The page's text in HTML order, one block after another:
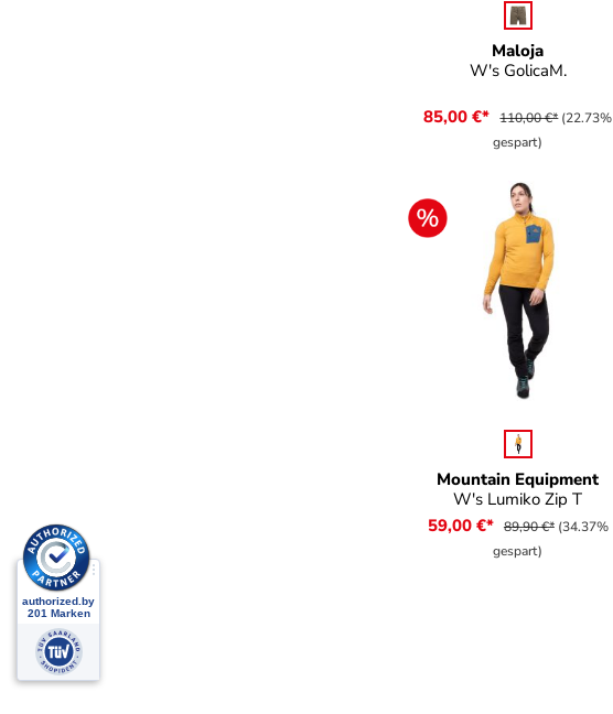
Maloja
W's GolicaM.
auswählen
85,00 €* 110,00 €* (22.73%
gespart)
Mountain Equipment
W's Lumiko Zip T
auswählen
59,00 €* 89,90 €* (34.37%
gespart)